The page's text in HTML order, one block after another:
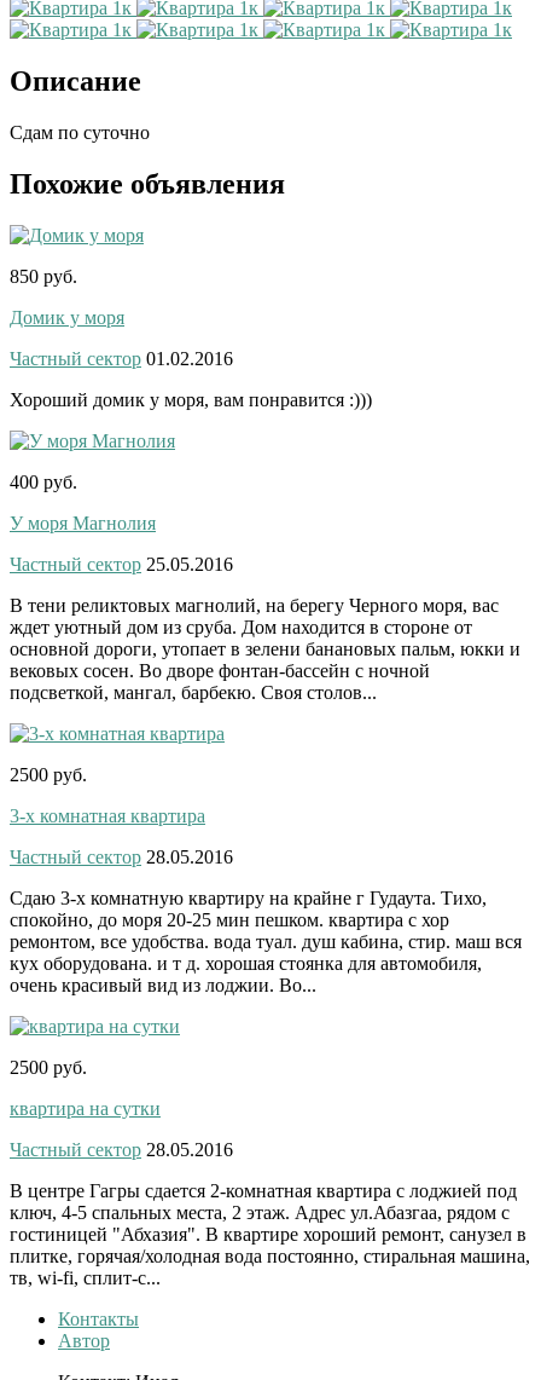
Описание
Сдам по суточно
Похожие объявления
850 руб.
Домик у моря
Частный сектор 01.02.2016
Хороший домик у моря, вам понравится :)))
400 руб.
У моря Магнолия
Частный сектор 25.05.2016
В тени реликтовых магнолий, на берегу Черного моря, вас
ждет уютный дом из сруба. Дом находится в стороне от
основной дороги, утопает в зелени банановых пальм, юкки и
вековых сосен. Во дворе фонтан-бассейн с ночной
подсветкой, мангал, барбекю. Своя столов...
2500 руб.
3-х комнатная квартира
Частный сектор 28.05.2016
Сдаю 3-х комнатную квартиру на крайне г Гудаута. Тихо,
спокойно, до моря 20-25 мин пешком. квартира с хор
ремонтом, все удобства. вода туал. душ кабина, стир. маш вся
кух оборудована. и т д. хорошая стоянка для автомобиля,
очень красивый вид из лоджии. Во...
2500 руб.
квартира на сутки
Частный сектор 28.05.2016
В центре Гагры сдается 2-комнатная квартира с лоджией под
ключ, 4-5 спальных места, 2 этаж. Адрес ул.Абазгаа, рядом с
гостиницей "Абхазия". В квартире хороший ремонт, санузел в
плитке, горячая/холодная вода постоянно, стиральная машина,
тв, wi-fi, сплит-с...
Контакты
Автор